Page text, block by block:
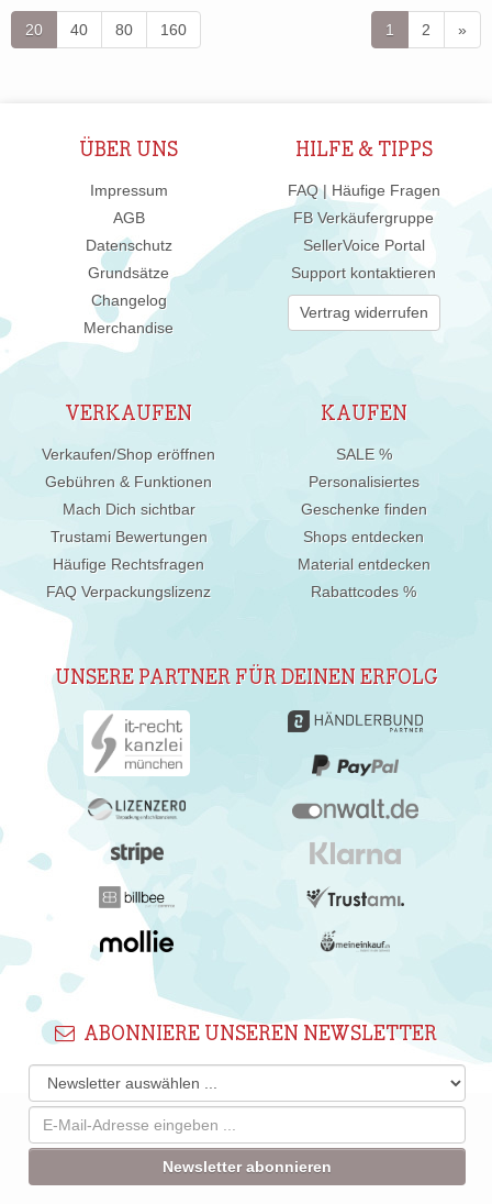
20 40 80 160 1 2 »
ÜBER UNS
Impressum
AGB
Datenschutz
Grundsätze
Changelog
Merchandise
HILFE & TIPPS
FAQ | Häufige Fragen
FB Verkäufergruppe
SellerVoice Portal
Support kontaktieren
Vertrag widerrufen
VERKAUFEN
Verkaufen/Shop eröffnen
Gebühren & Funktionen
Mach Dich sichtbar
Trustami Bewertungen
Häufige Rechtsfragen
FAQ Verpackungslizenz
KAUFEN
SALE %
Personalisiertes
Geschenke finden
Shops entdecken
Material entdecken
Rabattcodes %
UNSERE PARTNER FÜR DEINEN ERFOLG
ABONNIERE UNSEREN NEWSLETTER
Newsletter abonnieren